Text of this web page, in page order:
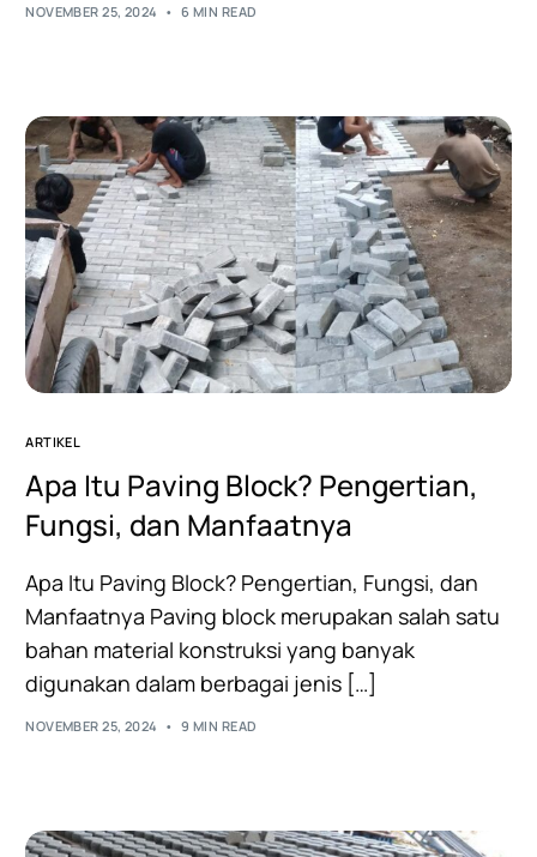
NOVEMBER 25, 2024 6 MIN READ
ARTIKEL
Apa Itu Paving Block? Pengertian,
Fungsi, dan Manfaatnya
Apa Itu Paving Block? Pengertian, Fungsi, dan
Manfaatnya Paving block merupakan salah satu
bahan material konstruksi yang banyak
digunakan dalam berbagai jenis […]
NOVEMBER 25, 2024 9 MIN READ